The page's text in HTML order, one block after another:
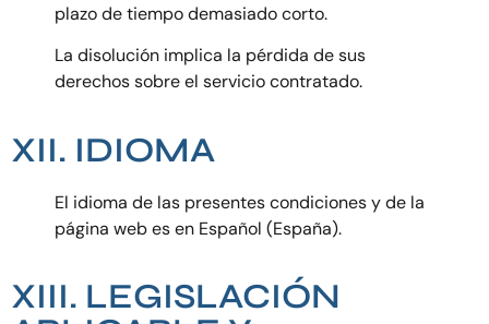
plazo de tiempo demasiado corto.
La disolución implica la pérdida de sus
derechos sobre el servicio contratado.
XII. IDIOMA
El idioma de las presentes condiciones y de la
página web es en Español (España).
XIII. LEGISLACIÓN